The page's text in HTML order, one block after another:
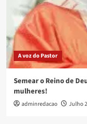
A voz do Pastor
Semear o Reino de
mulheres!
adminredacao Julho